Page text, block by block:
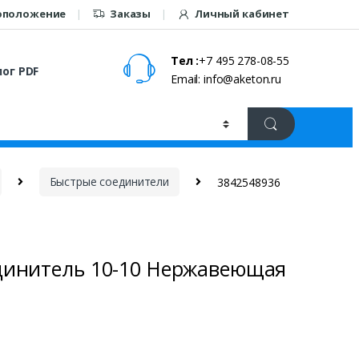
Заказы Личный кабинет
PDF
Тел :+7 495 278-08-55
Email: info@aketon.ru
Быстрые соединители
3842548936
10-10 Нержавеющая